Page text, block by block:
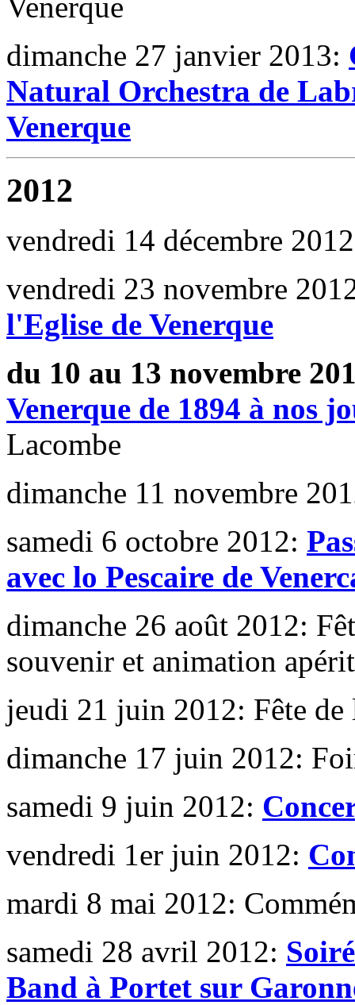
dimanche 27 janvier 2013:
Natural Orchestra de
Venerque
2012
vendredi 14 décembre
vendredi 23 novembre
l'Eglise de Venerque
du 10 au 13 novembre
Venerque de 1894 à nos
Lacombe
dimanche 11 novembre
samedi 6 octobre 2012:
avec lo Pescaire de
dimanche 26 août 2012:
souvenir et animation
jeudi 21 juin 2012: Fête de
dimanche 17 juin 2012:
samedi 9 juin 2012:
vendredi 1er juin 2012:
mardi 8 mai 2012:
samedi 28 avril 2012:
Band à Portet sur